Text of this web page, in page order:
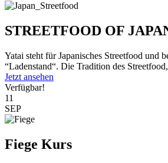
STREETFOOD OF
Yatai steht für Japanisches Streetfood und
“Ladenstand“. Die Tradition des
Jetzt ansehen
Verfügbar!
11
SEP
Fiege Kurs